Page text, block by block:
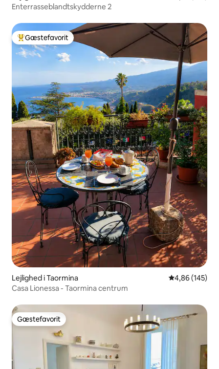
Enterrasseblandtskydderne 2
Bedste gæstefavorit
Gæstefavorit
Lejlighed i Taormina 4,86 ud af 5 i
4,86 (145)
Casa Lionessa - Taormina centrum
Gæstefavorit
Gæstefavorit